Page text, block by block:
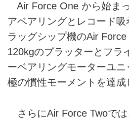
Air Force One から始ま
アベアリングとレコード
ラッグシップ機のAir
120kgのプラッターとフラ
ーベアリングモーターユ
極の慣性モーメントを達成
さらにAir Force Twoでは